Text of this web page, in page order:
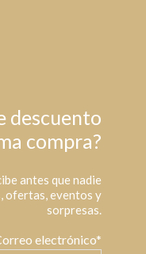
descuento
compra?
antes que nadie
ofertas, eventos y
sorpresas.
electrónico*